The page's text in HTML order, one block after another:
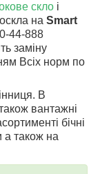
скло і
на Smart
44-888
заміну
Всіх норм по
В
вантажні
бічні
а також на